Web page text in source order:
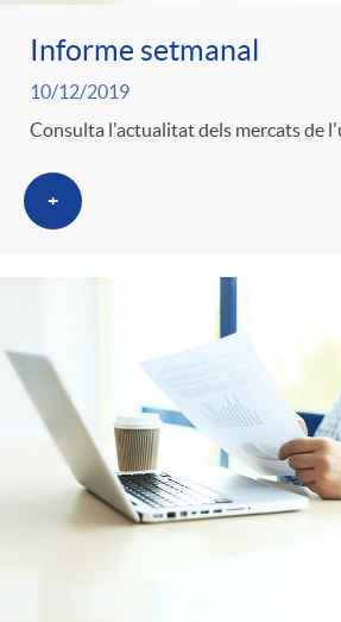
Informe setmanal
10/12/2019
Consulta l'actualitat dels mercats de
+